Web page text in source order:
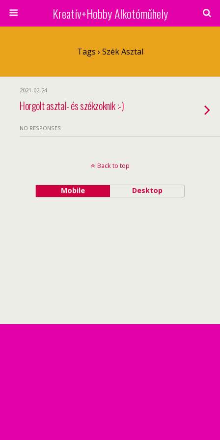
Kreatív+Hobby Alkotóműhely
Tags › Szék Asztal
2021-02-24
Horgolt asztal- és székzoknik :-)
NO RESPONSES
Back to top
Mobile Desktop